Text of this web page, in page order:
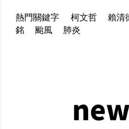
文
熱門關鍵字 柯文哲 賴清
銘
颱風 肺炎